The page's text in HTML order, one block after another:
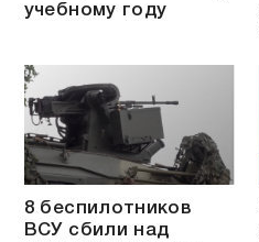
учебному году
8 беспилотников
ВСУ сбили над